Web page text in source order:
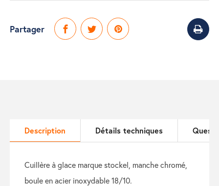
Partager
Description Détails techniques
cuillère à glace marque stockel, manche chromé,
boule en acier inoxydable 18/10.